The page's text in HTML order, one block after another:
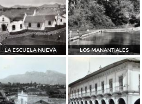
LA ESCUELA NUEVA LOS MANANTIALES